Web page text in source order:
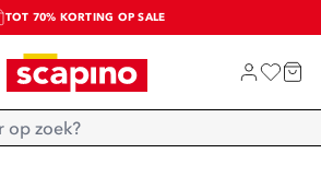
TOT 70% KORTING OP SALE
SALE: LAATSTE KANS!
SHOP NIEUW
Home